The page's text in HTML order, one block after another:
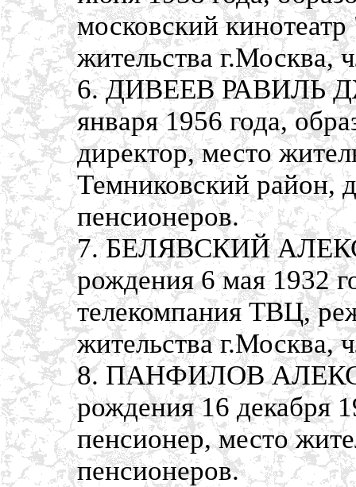
московский
жительства г.Москва,
6. ДИВЕЕВ РАВИЛЬ
января 1956 года,
директор, место
Темниковский район,
пенсионеров.
7. БЕЛЯВСКИЙ
рождения 6 мая 1932
телекомпания ТВЦ,
жительства г.Москва,
8. ПАНФИЛОВ
рождения 16 декабря
пенсионер, место
пенсионеров.